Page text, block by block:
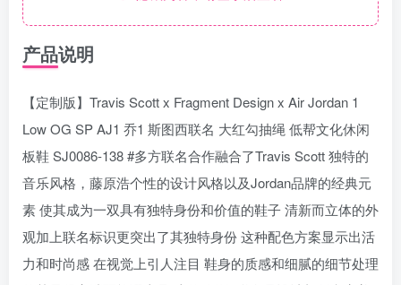
产品说明
【定制版】Travis Scott x Fragment Design x Air Jordan 1
Low OG SP AJ1 乔1 斯图西联名 大红勾抽绳 低帮文化休闲
板鞋 SJ0086-138 #多方联名合作融合了Travis Scott 独特的
音乐风格，藤原浩个性的设计风格以及Jordan品牌的经典元
素 使其成为一双具有独特身份和价值的鞋子 清新而立体的外
观加上联名标识更突出了其独特身份 这种配色方案显示出活
力和时尚感 在视觉上引人注目 鞋身的质感和细腻的细节处理